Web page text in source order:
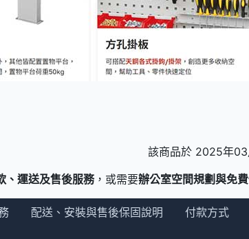
該商品於 2025年03
、運送及售後服務，或需要辦公室空間規劃與免
配送、安裝與售後保固說明 付款方式